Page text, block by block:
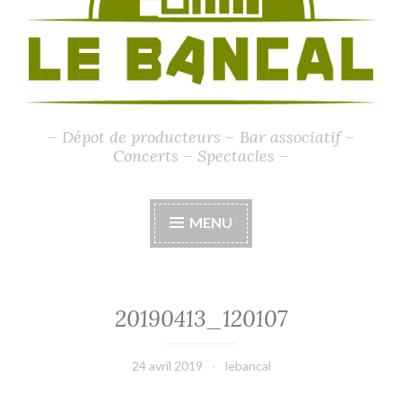
– Dépot de producteurs – Bar associatif –
Concerts – Spectacles –
MENU
20190413_120107
24 avril 2019 lebancal